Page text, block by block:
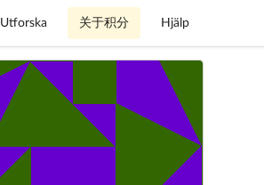
Utforska 关于积分 Hjälp